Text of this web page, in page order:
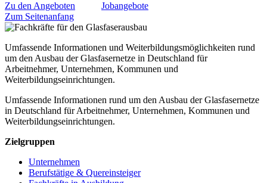
Zu den Angeboten
Jobangebote
Zum Seitenanfang
Umfassende Informationen und Weiterbildungsmöglichkeiten rund
um den Ausbau der Glasfasernetze in Deutschland für
Arbeitnehmer, Unternehmen, Kommunen und
Weiterbildungseinrichtungen.
Umfassende Informationen rund um den Ausbau der Glasfasernetze
in Deutschland für Arbeitnehmer, Unternehmen, Kommunen und
Weiterbildungseinrichtungen.
Zielgruppen
Unternehmen
Berufstätige & Quereinsteiger